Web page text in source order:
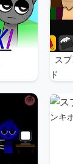
ス
ド
ンキ